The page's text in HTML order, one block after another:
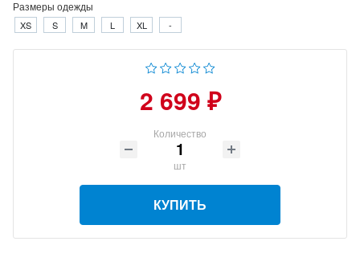
Размеры одежды
XS S M L XL -
2 699 ₽
Количество
шт
КУПИТЬ